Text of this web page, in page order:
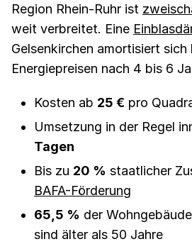
Region Rhein-Ruhr ist
weit verbreitet. Eine
Gelsenkirchen amortisiert sich
Energiepreisen nach 4 bis 6
Kosten ab 25 € pro
Umsetzung in der Regel
Tagen
Bis zu 20 % staatlicher
BAFA-Förderung
65,5 % der
sind älter als 50 Jahre